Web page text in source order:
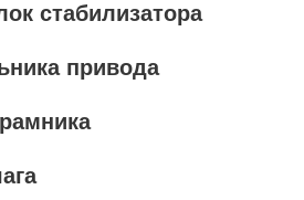
стабилизатора
привода